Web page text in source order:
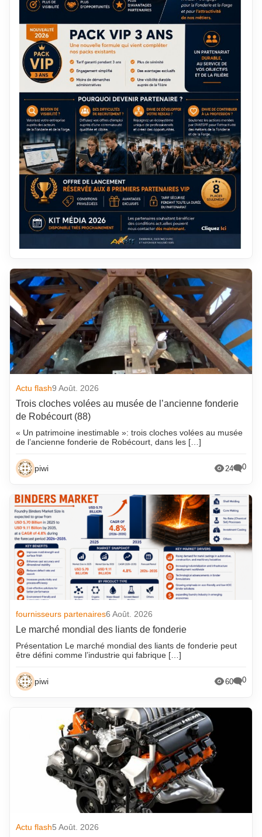
Actu flash9 Août. 2026
Trois cloches volées au musée de l’ancienne fonderie
de Robécourt (88)
« Un patrimoine inestimable »: trois cloches volées au musée
de l’ancienne fonderie de Robécourt, dans les […]
piwi 24 0
fournisseurs partenaires6 Août. 2026
Le marché mondial des liants de fonderie
Présentation Le marché mondial des liants de fonderie peut
être défini comme l’industrie qui fabrique […]
piwi 60 0
Actu flash5 Août. 2026